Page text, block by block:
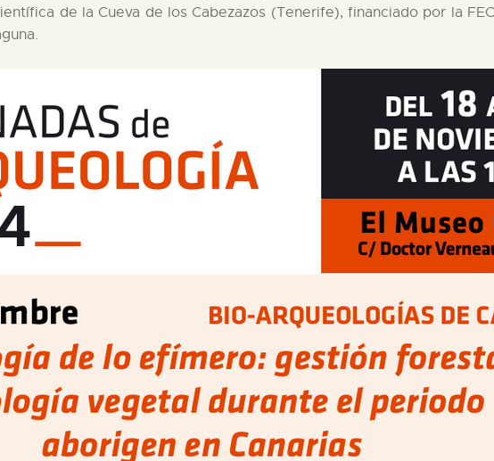
de la Cueva de los Cabezazos (Tenerife), financiado por la